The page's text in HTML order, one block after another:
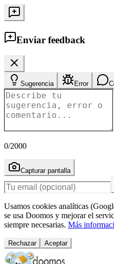
Enviar feedback
Sugerencia Error
0/2000
Capturar pantalla
Usamos cookies analíticas
se usa Doomos y mejorar el
siempre necesarias. Más
Rechazar Aceptar